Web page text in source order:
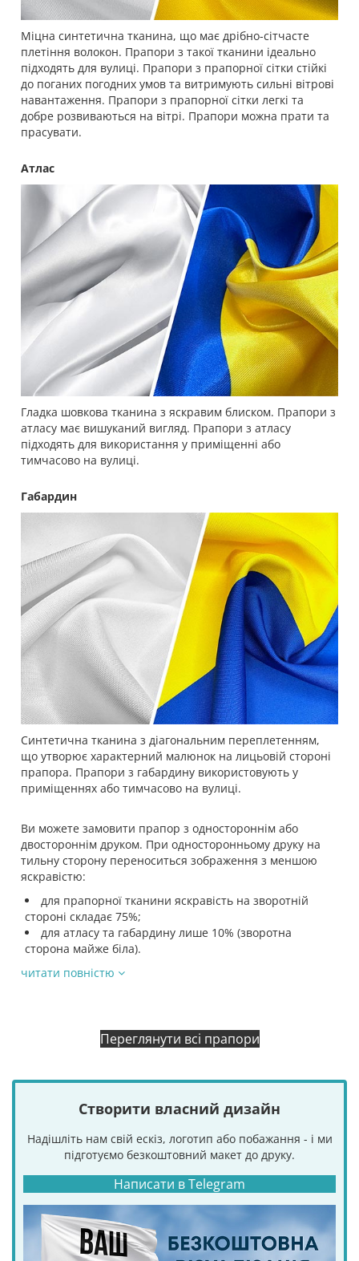
Міцна синтетична тканина, що має дрібно-сітчасте
плетіння волокон. Прапори з такої тканини ідеально
підходять для вулиці. Прапори з прапорної сітки стійкі
до поганих погодних умов та витримують сильні вітрові
навантаження. Прапори з прапорної сітки легкі та
добре розвиваються на вітрі. Прапори можна прати та
прасувати.
Атлас
Гладка шовкова тканина з яскравим блиском. Прапори з
атласу має вишуканий вигляд. Прапори з атласу
підходять для використання у приміщенні або
тимчасово на вулиці.
Габардин
Синтетична тканина з діагональним переплетенням,
що утворює характерний малюнок на лицьовій стороні
прапора. Прапори з габардину використовують у
приміщеннях або тимчасово на вулиці.
Ви можете замовити прапор з одностороннім або
двостороннім друком. При односторонньому друку на
тильну сторону переноситься зображення з меншою
яскравістю:
для прапорної тканини яскравість на зворотній
стороні складає 75%;
для атласу та габардину лише 10% (зворотна
сторона майже біла).
читати повністю
Переглянути всі прапори
Створити власний дизайн
Надішліть нам свій ескіз, логотип або побажання - і ми
підготуємо безкоштовний макет до друку.
Написати в Telegram